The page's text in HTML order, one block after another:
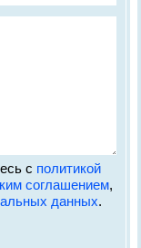
с политикой
соглашением,
данных.